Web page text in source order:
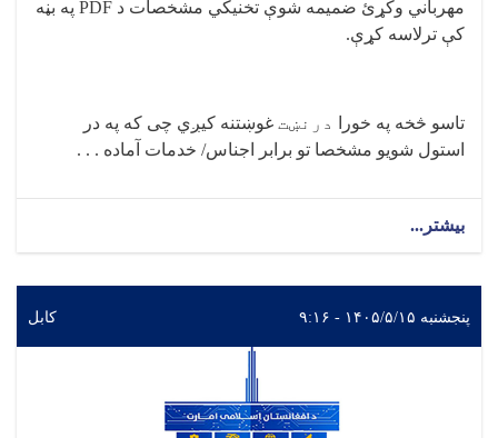
مهرباني وکړئ ضمیمه شوې تخنيکي مشخصات د PDF په بڼه
کې ترلاسه کړې.
تاسو څخه په خورا درنښت غوښتنه کیږي چی که په در
استول شویو مشخصا تو برابر اجناس/ خدمات آماده . . .
بیشتر...
پنجشنبه ۱۴۰۵/۵/۱۵ - ۹:۱۶ کابل